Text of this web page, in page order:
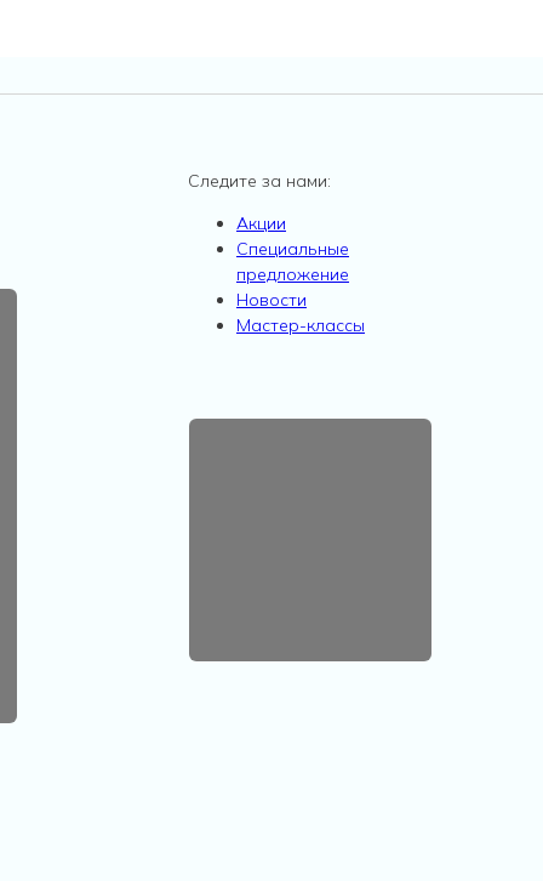
Следите за нами:
Акции
Специальные
предложение
Новости
Мастер-классы